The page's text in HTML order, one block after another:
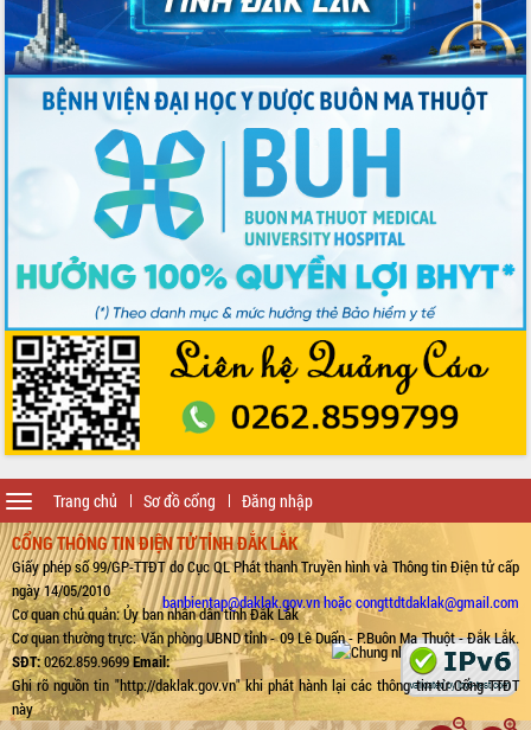
Trang chủ Sơ đồ cổng Đăng nhập
Toggle
navigation
CỔNG THÔNG TIN ĐIỆN TỬ TỈNH ĐẮK LẮK
Giấy phép số 99/GP-TTĐT do Cục QL Phát thanh Truyền hình và Thông tin Điện tử cấp
ngày 14/05/2010
Cơ quan chủ quản: Ủy ban nhân dân tỉnh Đắk Lắk
Cơ quan thường trực: Văn phòng UBND tỉnh - 09 Lê Duẩn - P.Buôn Ma Thuột - Đắk Lắk.
SĐT:0262.859.9699Email:
banbientap@daklak.gov.vn hoặc congttdtdaklak@gmail.com
Ghi rõ nguồn tin "http://daklak.gov.vn" khi phát hành lại các thông tin từ Cổng TTĐT
này